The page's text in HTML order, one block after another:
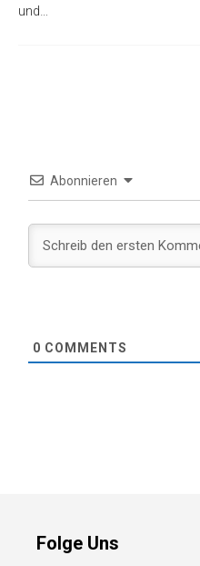
und…
Abonnieren
0 COMMENTS
Folge Uns